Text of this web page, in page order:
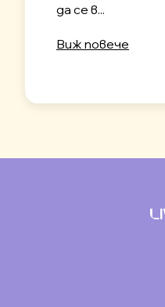
да се в...
Виж повече